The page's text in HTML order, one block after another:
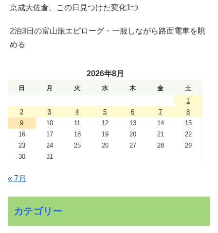
京成大佐倉、この日見つけた変化1つ
2泊3日の富山旅エピローグ・一服しながら路面電車を眺
める
2026年8月
日 月 火 水 木 金
土
1
2
3 4 5 6 7
8
9
10 11 12 13 14
15
16
17 18 19 20 21
22
23
24 25 26 27 28
29
30
31
« 7月
カテゴリー